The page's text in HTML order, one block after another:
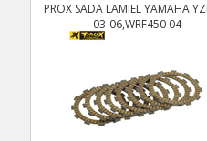
PROX SADA LAMIEL YAMAHA
03-06,WRF450 04